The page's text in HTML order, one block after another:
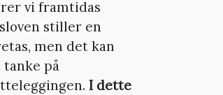
vi framtidas
stiller en
men det kan
på
I dette